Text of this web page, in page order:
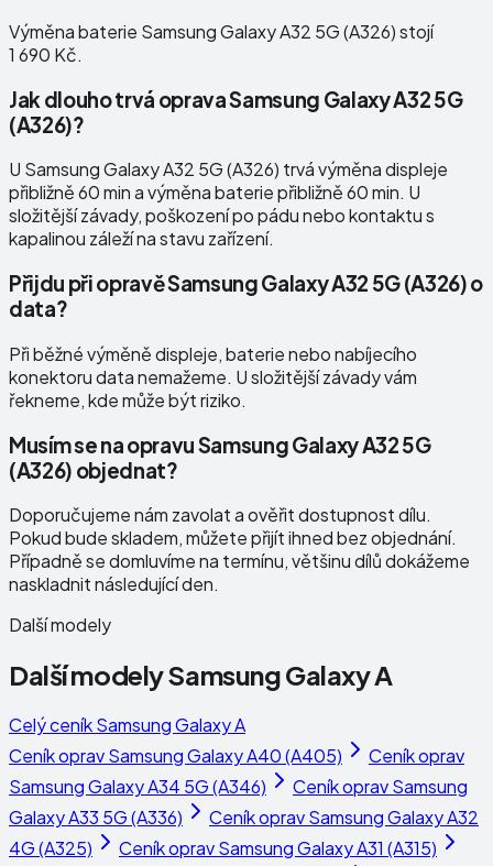
Výměna baterie Samsung Galaxy A32 5G (A326) stojí
1 690 Kč.
Jak dlouho trvá oprava Samsung Galaxy A32 5G
(A326)?
U Samsung Galaxy A32 5G (A326) trvá výměna displeje
přibližně 60 min a výměna baterie přibližně 60 min. U
složitější závady, poškození po pádu nebo kontaktu s
kapalinou záleží na stavu zařízení.
Přijdu při opravě Samsung Galaxy A32 5G (A326) o
data?
Při běžné výměně displeje, baterie nebo nabíjecího
konektoru data nemažeme. U složitější závady vám
řekneme, kde může být riziko.
Musím se na opravu Samsung Galaxy A32 5G
(A326) objednat?
Doporučujeme nám zavolat a ověřit dostupnost dílu.
Pokud bude skladem, můžete přijít ihned bez objednání.
Případně se domluvíme na termínu, většinu dílů dokážeme
naskladnit následující den.
Další modely
Další modelySamsung Galaxy A
Celý ceníkSamsung Galaxy A
Ceník opravSamsung Galaxy A40 (A405)
Ceník oprav
Samsung Galaxy A34 5G (A346)
Ceník opravSamsung
Galaxy A33 5G (A336)
Ceník opravSamsung Galaxy A32
4G (A325)
Ceník opravSamsung Galaxy A31 (A315)